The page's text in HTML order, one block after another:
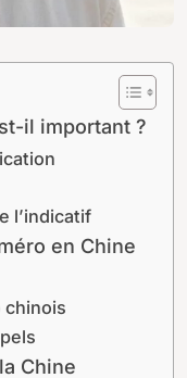
il important ?
l’indicatif
en Chine
chinois
Chine